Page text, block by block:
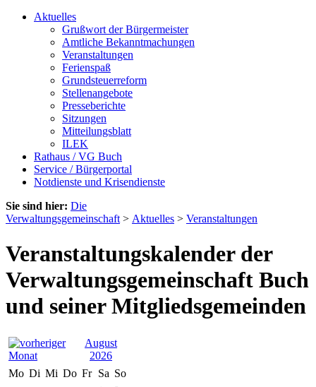
Aktuelles
Grußwort der Bürgermeister
Amtliche Bekanntmachungen
Veranstaltungen
Ferienspaß
Grundsteuerreform
Stellenangebote
Presseberichte
Sitzungen
Mitteilungsblatt
ILEK
Rathaus / VG Buch
Service / Bürgerportal
Notdienste und Krisendienste
Sie sind hier: Die
Verwaltungsgemeinschaft > Aktuelles > Veranstaltungen
Veranstaltungskalender der
Verwaltungsgemeinschaft Buch
und seiner Mitgliedsgemeinden
August
2026
Mo Di Mi Do Fr Sa So